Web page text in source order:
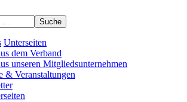
Suche
Unterseiten
dem Verband
unseren Mitgliedsunternehmen
& Veranstaltungen